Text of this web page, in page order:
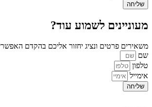
שליחה
מעוניינים לשמוע עוד?
משאירים פרטים ונציג יחזור אליכם בהקדם
שם
טלפון
אימייל
שליחה